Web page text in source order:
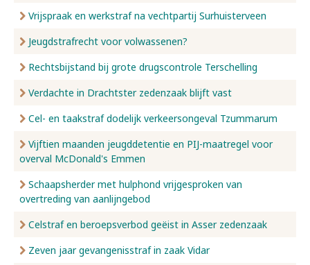
Vrijspraak en werkstraf na vechtpartij Surhuisterveen
Jeugdstrafrecht voor volwassenen?
Rechtsbijstand bij grote drugscontrole Terschelling
Verdachte in Drachtster zedenzaak blijft vast
Cel- en taakstraf dodelijk verkeersongeval Tzummarum
Vijftien maanden jeugddetentie en PIJ-maatregel voor
overval McDonald's Emmen
Schaapsherder met hulphond vrijgesproken van
overtreding van aanlijngebod
Celstraf en beroepsverbod geëist in Asser zedenzaak
Zeven jaar gevangenisstraf in zaak Vidar